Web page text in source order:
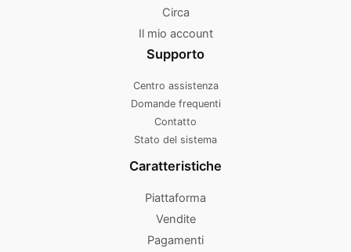
Circa
Il mio account
Supporto
Centro assistenza
Domande frequenti
Contatto
Stato del sistema
Caratteristiche
Piattaforma
Vendite
Pagamenti